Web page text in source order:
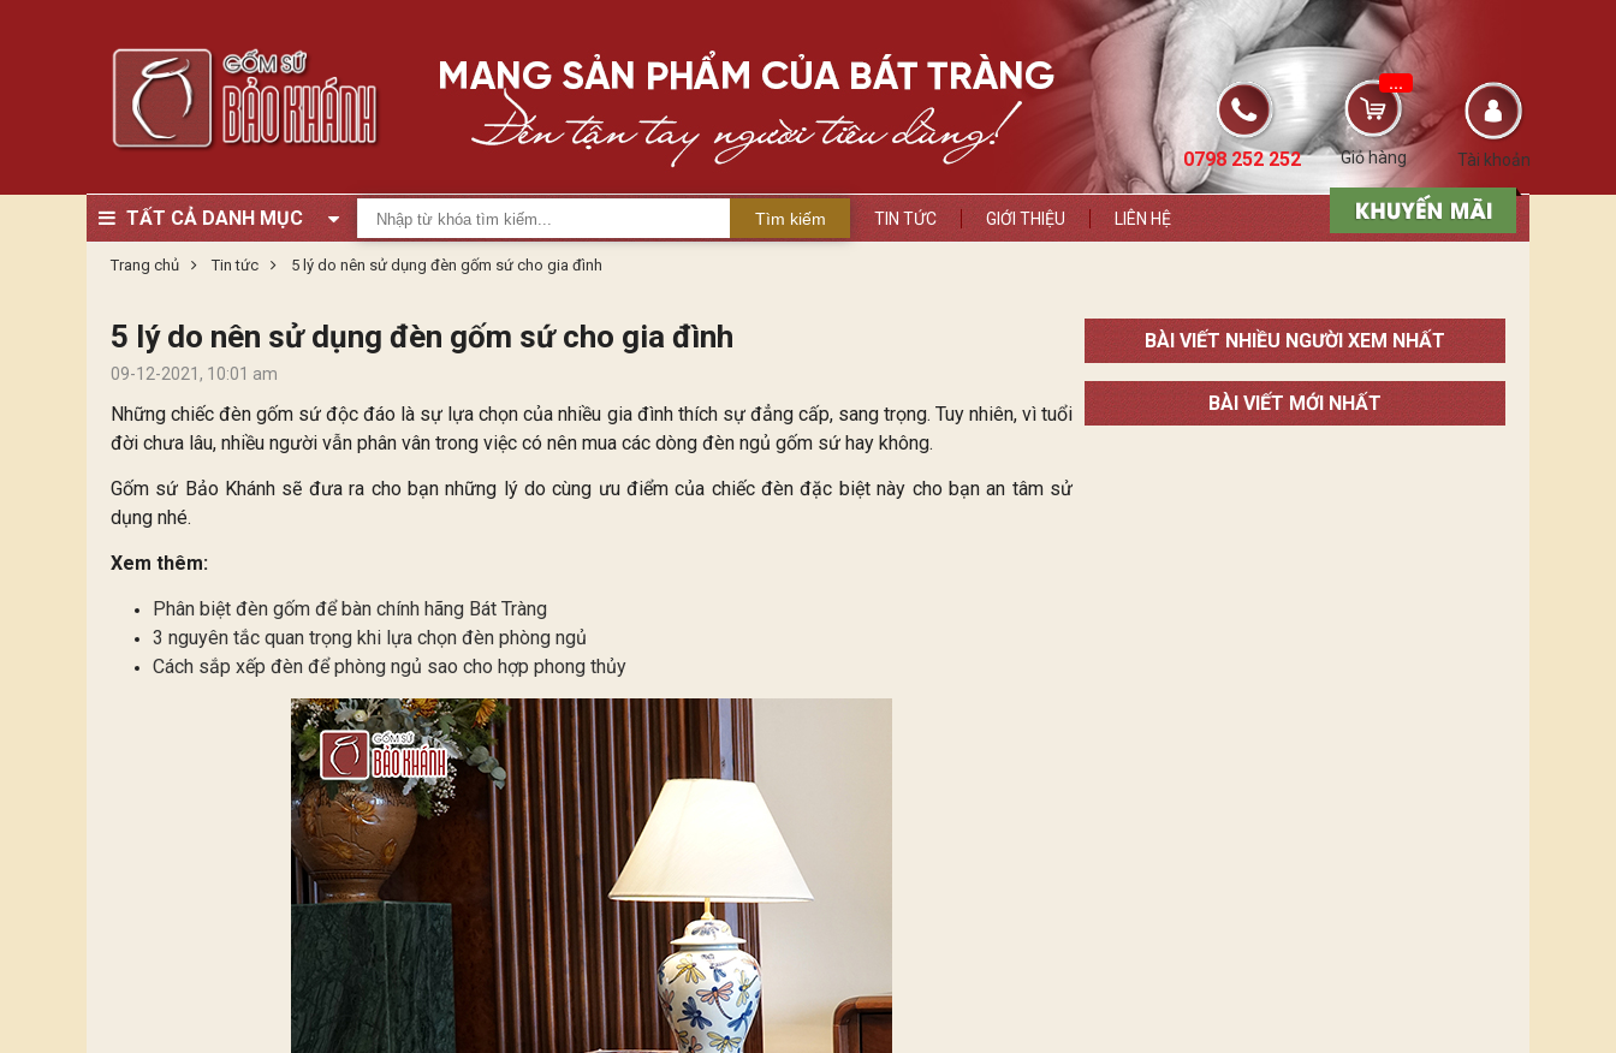
Tài khoản
Giỏ hàng
...
0798 252 252
TẤT CẢ DANH MỤC Tìm kiếm TIN TỨC GIỚI THIỆU LIÊN HỆ
Trang chủ Tin tức 5 lý do nên sử dụng đèn gốm sứ cho gia đình
5 lý do nên sử dụng đèn gốm sứ cho gia đình
09-12-2021, 10:01 am
Những chiếc đèn gốm sứ độc đáo là sự lựa chọn của nhiều gia đình thích sự đẳng cấp, sang trọng. Tuy nhiên, vì tuổi
đời chưa lâu, nhiều người vẫn phân vân trong việc có nên mua các dòng đèn ngủ gốm sứ hay không.
Gốm sứ Bảo Khánh sẽ đưa ra cho bạn những lý do cùng ưu điểm của chiếc đèn đặc biệt này cho bạn an tâm sử
dụng nhé.
Xem thêm:
Phân biệt đèn gốm để bàn chính hãng Bát Tràng
3 nguyên tắc quan trọng khi lựa chọn đèn phòng ngủ
Cách sắp xếp đèn để phòng ngủ sao cho hợp phong thủy
BÀI VIẾT NHIỀU NGƯỜI XEM NHẤT
BÀI VIẾT MỚI NHẤT